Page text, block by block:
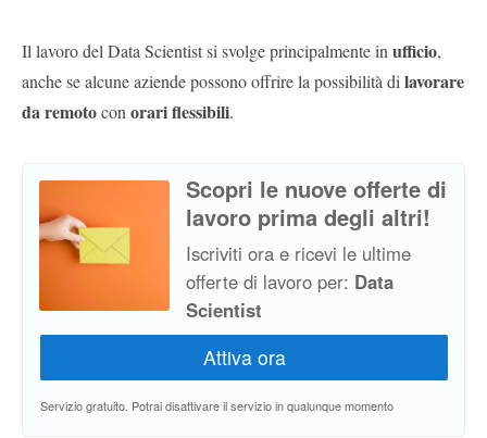
Il lavoro del Data Scientist si svolge principalmente in ufficio,
anche se alcune aziende possono offrire la possibilità di lavorare
da remotocon orari flessibili.
Scopri le nuove offerte di
lavoro prima degli altri!
Iscriviti ora e ricevi le ultime
offerte di lavoro per: Data
Scientist
Servizio gratuito. Potrai disattivare il servizio in qualunque momento